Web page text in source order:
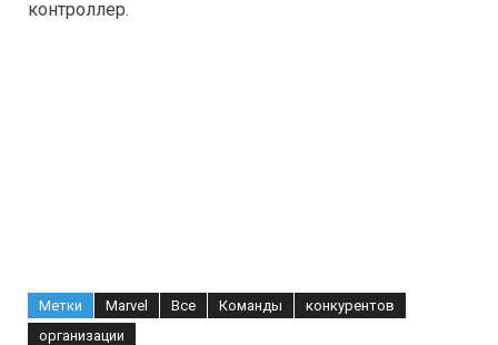
контроллер.
Метки Marvel Все Команды
конкурентов
организации